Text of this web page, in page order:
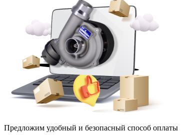
Предложим удобный и безопасный способ оплаты